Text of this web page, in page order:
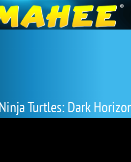
Turtles: Dark